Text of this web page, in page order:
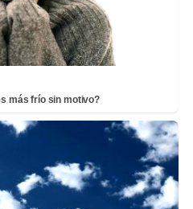
más frío sin motivo?